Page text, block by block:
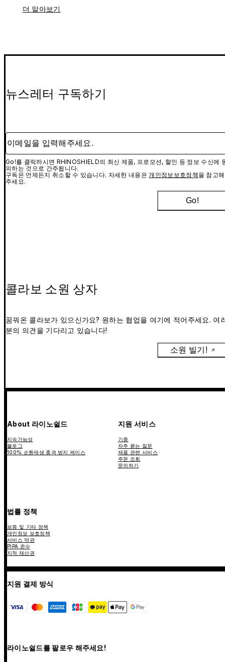
더 알아보기
뉴스레터 구독하기
이메일을 입력해주세요.
Go!를 클릭하시면 RHINOSHIELD의 최신 제품, 프로모션, 할인 등 정보 수신에
의하는 것으로 간주됩니다.
구독은 언제든지 취소할 수 있습니다. 자세한 내용은 개인정보보호정책을 참고해
주세요.
Go!
콜라보 소원 상자
꿈꿔온 콜라보가 있으신가요? 원하는 협업을 여기에 적어주세요. 여
분의 의견을 기다리고 있습니다!
소원 빌기!
About 라이노쉴드
지속가능성
블로그
100% 순환재생 충격 방지 케이스
지원 서비스
기종
자주 묻는 질문
제품 관련 서비스
주문 조회
문의하기
법률 정책
보증 및 기타 정책
개인정보 보호정책
서비스 약관
PIPA 준수
지적 재산권
지원 결제 방식
라이노쉴드를 팔로우 해주세요!